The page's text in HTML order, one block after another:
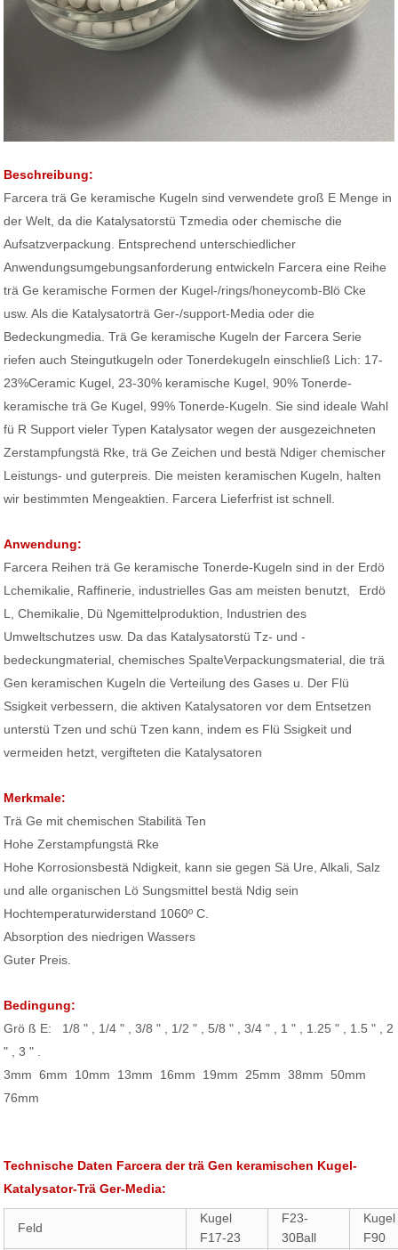
Beschreibung:
Farcera trä Ge keramische Kugeln sind verwendete groß E Menge in
der Welt, da die Katalysatorstü Tzmedia oder chemische die
Aufsatzverpackung. Entsprechend unterschiedlicher
Anwendungsumgebungsanforderung entwickeln Farcera eine Reihe
trä Ge keramische Formen der Kugel-/rings/honeycomb-Blö Cke
usw. Als die Katalysatorträ Ger-/support-Media oder die
Bedeckungmedia. Trä Ge keramische Kugeln der Farcera Serie
riefen auch Steingutkugeln oder Tonerdekugeln einschließ Lich: 17-
23%Ceramic Kugel, 23-30% keramische Kugel, 90% Tonerde-
keramische trä Ge Kugel, 99% Tonerde-Kugeln. Sie sind ideale Wahl
fü R Support vieler Typen Katalysator wegen der ausgezeichneten
Zerstampfungstä Rke, trä Ge Zeichen und bestä Ndiger chemischer
Leistungs- und guterpreis. Die meisten keramischen Kugeln, halten
wir bestimmten Mengeaktien. Farcera Lieferfrist ist schnell.
Anwendung:
Farcera Reihen trä Ge keramische Tonerde-Kugeln sind in der Erdö
Lchemikalie, Raffinerie, industrielles Gas am meisten benutzt,
Erdö
L, Chemikalie, Dü Ngemittelproduktion, Industrien des
Umweltschutzes usw. Da das Katalysatorstü Tz- und -
bedeckungmaterial, chemisches SpalteVerpackungsmaterial, die trä
Gen keramischen Kugeln die Verteilung des Gases u. Der Flü
Ssigkeit verbessern, die aktiven Katalysatoren vor dem Entsetzen
unterstü Tzen und schü Tzen kann, indem es Flü Ssigkeit und
vermeiden hetzt, vergifteten die Katalysatoren
Merkmale:
Trä Ge mit chemischen Stabilitä Ten
Hohe Zerstampfungstä Rke
Hohe Korrosionsbestä Ndigkeit, kann sie gegen Sä Ure, Alkali, Salz
und alle organischen Lö Sungsmittel bestä Ndig sein
Hochtemperaturwiderstand 1060º C.
Absorption des niedrigen Wassers
Guter Preis.
Bedingung:
Grö ß E: 1/8 " , 1/4 " , 3/8 " , 1/2 " , 5/8 " , 3/4 " , 1 " , 1.25 " , 1.5 " , 2
" , 3 " .
3mm 6mm 10mm 13mm 16mm 19mm 25mm 38mm 50mm
76mm
Technische Daten Farcera der trä Gen keramischen Kugel-
Katalysator-Trä Ger-Media:
Feld
Kugel
F17-23
F23-
30Ball
Kugel
F90